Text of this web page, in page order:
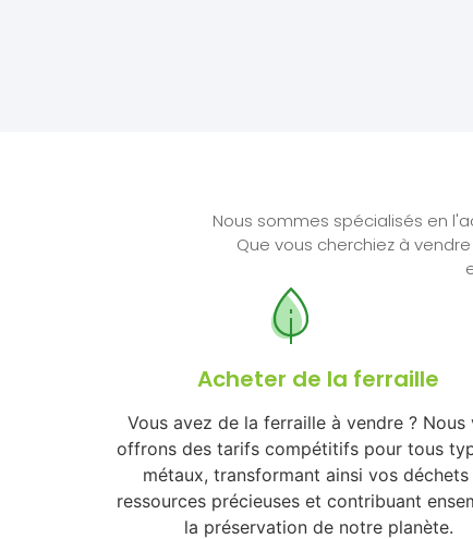
Nous sommes spécialisés en
Que vous cherchiez à
Acheter de la ferraille
Vous avez de la ferraille à vendre ? Nous
offrons des tarifs compétitifs pour tous
métaux, transformant ainsi vos déchets
ressources précieuses et contribuant
la préservation de notre planète.